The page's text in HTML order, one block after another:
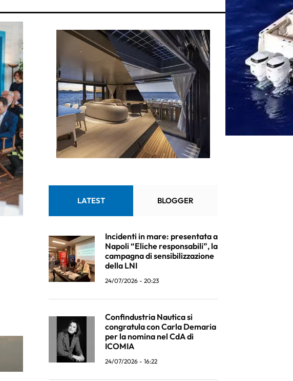
LATEST BLOGGER
Incidenti in mare: presentata a
Napoli “Eliche responsabili”, la
campagna di sensibilizzazione
della LNI
24/07/2026 - 20:23
Confindustria Nautica si
congratula con Carla Demaria
per la nomina nel CdA di
ICOMIA
24/07/2026 - 16:22